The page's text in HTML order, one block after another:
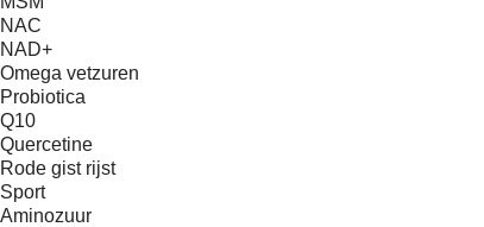
NAC
NAD+
Omega vetzuren
Probiotica
Q10
Quercetine
Rode gist rijst
Sport
Aminozuur